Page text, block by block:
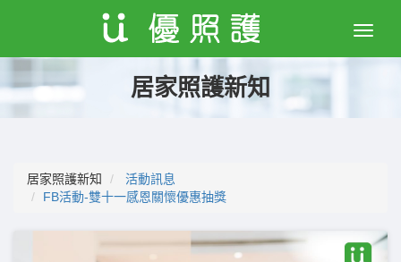
Toggle
居家照護新知
居家照護新知
活動訊息
FB活動-雙十一感恩關懷優惠抽獎